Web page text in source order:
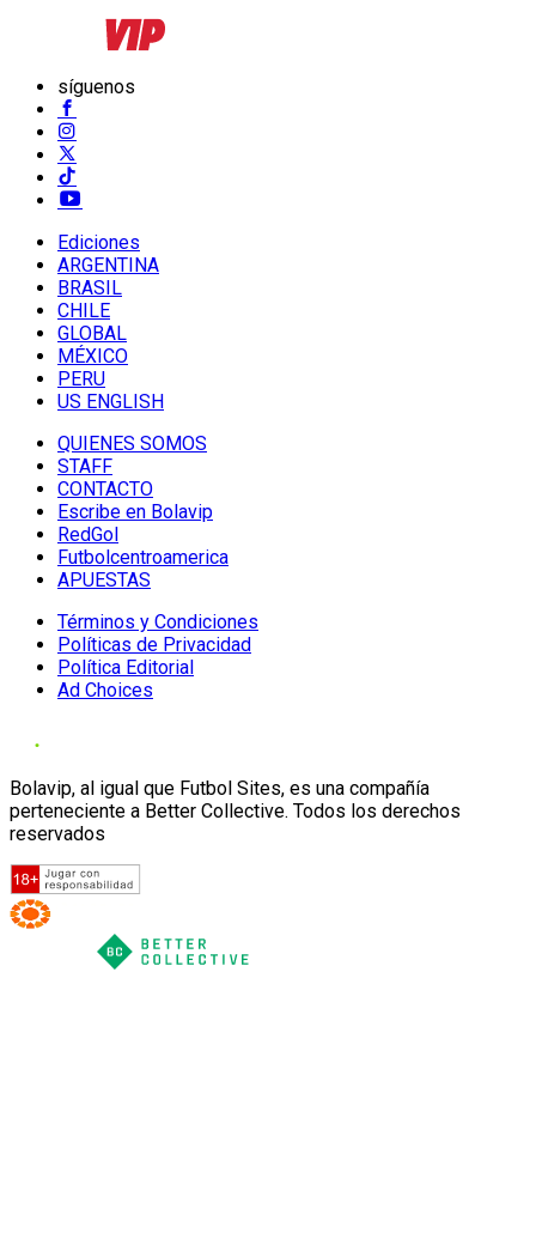
síguenos
Ediciones
ARGENTINA
BRASIL
CHILE
GLOBAL
MÉXICO
PERU
US ENGLISH
QUIENES SOMOS
STAFF
CONTACTO
Escribe en Bolavip
RedGol
Futbolcentroamerica
APUESTAS
Términos y Condiciones
Políticas de Privacidad
Política Editorial
Ad Choices
Bolavip, al igual que Futbol Sites, es una compañía
perteneciente a Better Collective. Todos los derechos
reservados